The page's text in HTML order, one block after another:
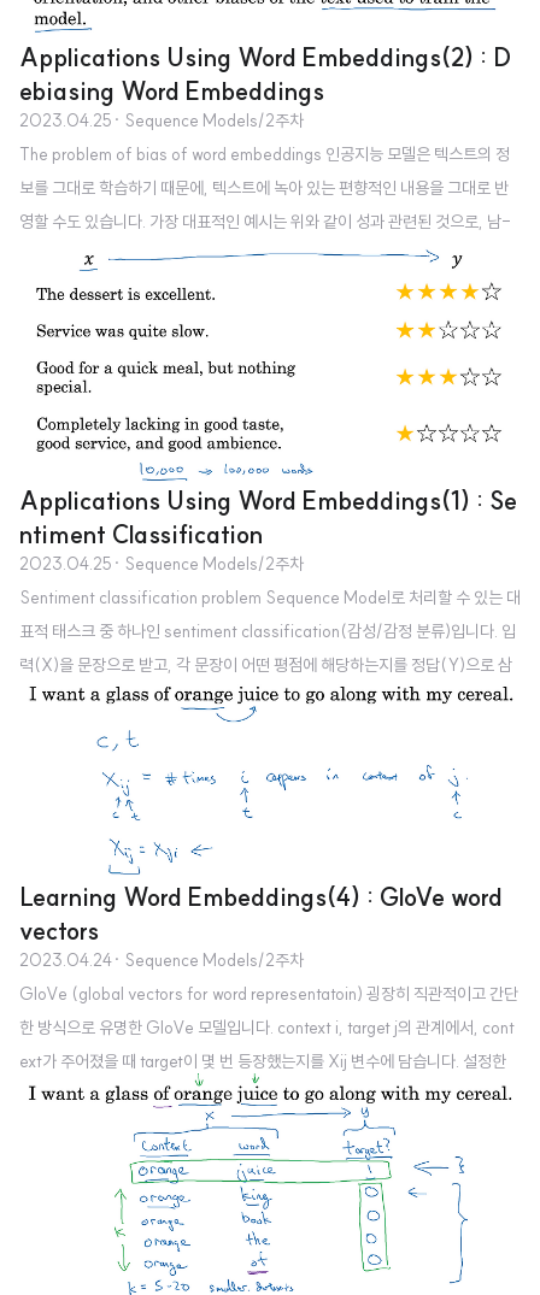
문장을 생성하는 것이므로..
Applications Using Word Embeddings(2) : D
ebiasing Word Embeddings
2023.04.25 · Sequence Models/2주차
The problem of bias of word embeddings 인공지능 모델은 텍스트의 정
보를 그대로 학습하기 때문에, 텍스트에 녹아 있는 편향적인 내용을 그대로 반
영할 수도 있습니다. 가장 대표적인 예시는 위와 같이 성과 관련된 것으로, 남-
여 : 프로그래머-주부 / 의사-간호사 등으로 구분하게 된 모델이 있었습니다.
사실 실제 사회상을 잘 반영하는 것으로 볼 수도 있지만, 악의적으로 편향된 학
습을 하게 된 모델이 미칠 영향은 생각보다 클 수 있습니다. 인공지능에 대한 신
뢰도가 높아질수록 의사결정에 더 큰 영향력이 행사될 수 있기 때문이죠. (참고
로 여기서 언급하는 bias는 딥러닝 모델에서 흔히 언급되는 variance-bias와
의미상 차이가 있습니다) Addressing bias in wo..
Applications Using Word Embeddings(1) : Se
ntiment Classification
2023.04.25 · Sequence Models/2주차
Sentiment classification problem Sequence Model로 처리할 수 있는 대
표적 태스크 중 하나인 sentiment classification(감성/감정 분류)입니다. 입
력(X)을 문장으로 받고, 각 문장이 어떤 평점에 해당하는지를 정답(Y)으로 삼
는 구조입니다. Simple sentiment classification model 따라서 단어(토큰)
마다 임베딩을 추출하여 평균을 구하고, 여기에 softmax를 적용하여 예측값을
구합니다. 만약 한 문장 내에 감성에 영향을 줄 수 있는 표현이 여러 번 등장하는
경우(예시에서는 good), 평균값에 이 vector의 값이 제일 많이 반영될 것입니
다. RNN for sentiment classification 위에서 설명한 것을 ..
Learning Word Embeddings(4) : GloVe word
vectors
2023.04.24· Sequence Models/2주차
GloVe (global vectors for word representatoin) 굉장히 직관적이고 간단
한 방식으로 유명한 GloVe 모델입니다. context i, target j의 관계에서, cont
ext가 주어졌을 때 target이 몇 번 등장했는지를 Xij 변수에 담습니다. 설정한
조건들에 따라서 Xij, Xji의 값이 같을 수 있습니다. Model 모델의 학습 방향은
당연히 손실 함수를 최소화하는 것입니다. i, j가 각각 target, context를 의미한
다는 점을 고려해 본다면, 예측한 확률에서 각 target의 등장 횟수를 log를 취해
빼는 방식입니다. 가중치 인자에 해당하는 f는 this, is, of, a와 같이 자주 등장
하지만 그 의미는 약한 stopwords에게는 적은 가중치를..